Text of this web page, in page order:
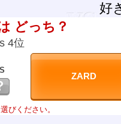
好
どっち？
4位
びください。